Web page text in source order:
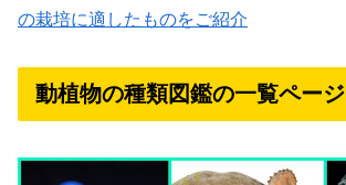
の栽培に適したものをご紹介
動植物の種類図鑑の一覧ページ